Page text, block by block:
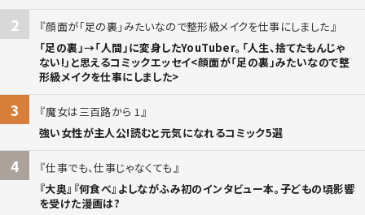
2
顔面が「足の裏」みたいなので整形級メイクを仕事にしました
「足の裏」→「人間」に変身したYouTuber。「人生、捨てたもんじゃ
ない!」と思えるコミックエッセイ<顔面が「足の裏」みたいなので整
形級メイクを仕事にしました>
3
魔女は三百路から 1
強い女性が主人公!読むと元気になれるコミック5選
4
仕事でも、仕事じゃなくても
『大奥』『何食べ』よしながふみ初のインタビュー本。子どもの頃影響
を受けた漫画は?